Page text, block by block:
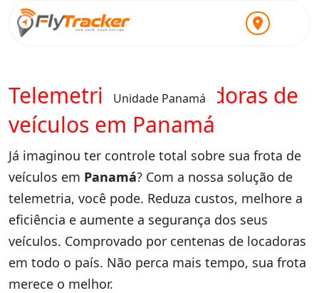
Unidade Panamá
Telemetria para locadoras de
veículos em Panamá
Já imaginou ter controle total sobre sua frota de
veículos em Panamá? Com a nossa solução de
telemetria, você pode. Reduza custos, melhore a
eficiência e aumente a segurança dos seus
veículos. Comprovado por centenas de locadoras
em todo o país. Não perca mais tempo, sua frota
merece o melhor.